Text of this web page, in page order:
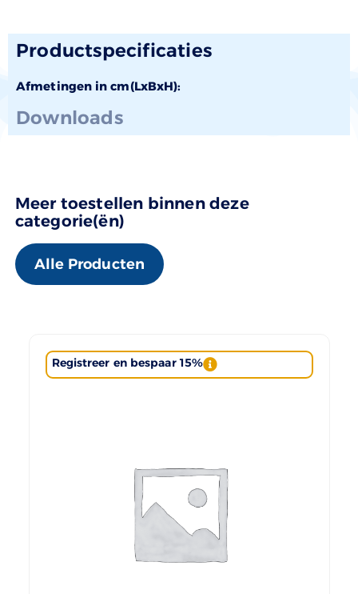
Productspecificaties
Afmetingen in cm(LxBxH):
Downloads
Meer toestellen binnen deze
categorie(ën)
Alle Producten
Registreer en bespaar 15%